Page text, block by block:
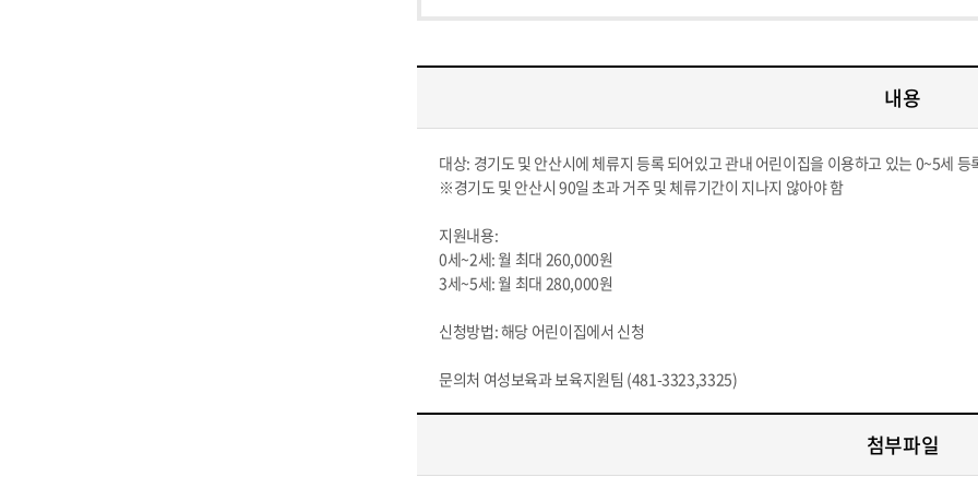
내용
대상: 경기도 및 안산시에 체류지 등록 되어있고 관내 어린이집을 이용하고 있는 0~5세 등
※경기도 및 안산시 90일 초과 거주 및 체류기간이 지나지 않아야 함
지원내용:
0세~2세: 월 최대 260,000원
3세~5세: 월 최대 280,000원
신청방법: 해당 어린이집에서 신청
문의처 여성보육과 보육지원팀 (481-3323,3325)
첨부파일